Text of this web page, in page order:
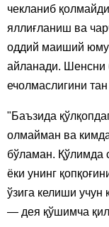
чекланиб
яллиғланиш ва
оддий маиший
айланади. Шенсни
ечолмаслигини
"Баъзида
олмайман ва
бўламан. Қўлимда
ёки унинг
ўзига келиши учун
— дея қўшимча